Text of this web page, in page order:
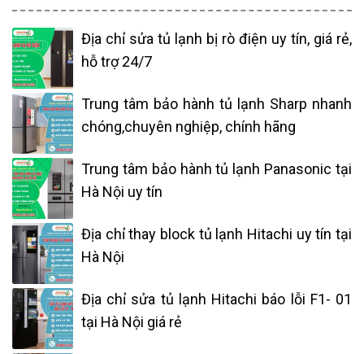
Địa chỉ sửa tủ lạnh bị rò điện uy tín, giá rẻ,
hỗ trợ 24/7
Trung tâm bảo hành tủ lạnh Sharp nhanh
chóng,chuyên nghiệp, chính hãng
Trung tâm bảo hành tủ lạnh Panasonic tại
Hà Nội uy tín
Địa chỉ thay block tủ lạnh Hitachi uy tín tại
Hà Nội
Địa chỉ sửa tủ lạnh Hitachi báo lỗi F1- 01
tại Hà Nội giá rẻ